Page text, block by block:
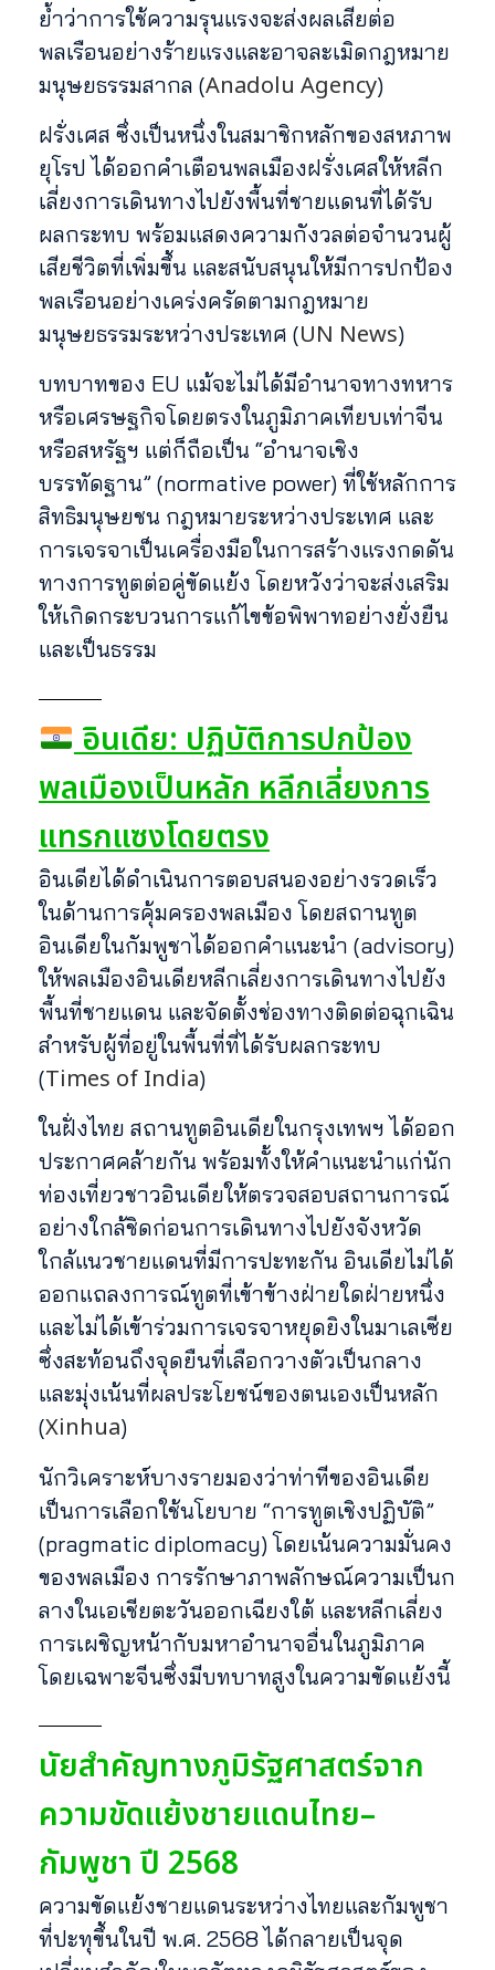
ย้ำว่าการใช้ความรุนแรงจะส่งผลเสียต่อ
พลเรือนอย่างร้ายแรงและอาจละเมิดกฎหมาย
มนุษยธรรมสากล (Anadolu Agency)
ฝรั่งเศส ซึ่งเป็นหนึ่งในสมาชิกหลักของสหภาพ
ยุโรป ได้ออกคำเตือนพลเมืองฝรั่งเศสให้หลีก
เลี่ยงการเดินทางไปยังพื้นที่ชายแดนที่ได้รับ
ผลกระทบ พร้อมแสดงความกังวลต่อจำนวนผู้
เสียชีวิตที่เพิ่มขึ้น และสนับสนุนให้มีการปกป้อง
พลเรือนอย่างเคร่งครัดตามกฎหมาย
มนุษยธรรมระหว่างประเทศ (UN News)
บทบาทของ EU แม้จะไม่ได้มีอำนาจทางทหาร
หรือเศรษฐกิจโดยตรงในภูมิภาคเทียบเท่าจีน
หรือสหรัฐฯ แต่ก็ถือเป็น “อำนาจเชิง
บรรทัดฐาน” (normative power) ที่ใช้หลักการ
สิทธิมนุษยชน กฎหมายระหว่างประเทศ และ
การเจรจาเป็นเครื่องมือในการสร้างแรงกดดัน
ทางการทูตต่อคู่ขัดแย้ง โดยหวังว่าจะส่งเสริม
ให้เกิดกระบวนการแก้ไขข้อพิพาทอย่างยั่งยืน
และเป็นธรรม
อินเดีย: ปฏิบัติการปกป้อง
พลเมืองเป็นหลัก หลีกเลี่ยงการ
แทรกแซงโดยตรง
อินเดียได้ดำเนินการตอบสนองอย่างรวดเร็ว
ในด้านการคุ้มครองพลเมือง โดยสถานทูต
อินเดียในกัมพูชาได้ออกคำแนะนำ (advisory)
ให้พลเมืองอินเดียหลีกเลี่ยงการเดินทางไปยัง
พื้นที่ชายแดน และจัดตั้งช่องทางติดต่อฉุกเฉิน
สำหรับผู้ที่อยู่ในพื้นที่ที่ได้รับผลกระทบ
(Times of India)
ในฝั่งไทย สถานทูตอินเดียในกรุงเทพฯ ได้ออก
ประกาศคล้ายกัน พร้อมทั้งให้คำแนะนำแก่นัก
ท่องเที่ยวชาวอินเดียให้ตรวจสอบสถานการณ์
อย่างใกล้ชิดก่อนการเดินทางไปยังจังหวัด
ใกล้แนวชายแดนที่มีการปะทะกัน อินเดียไม่ได้
ออกแถลงการณ์ทูตที่เข้าข้างฝ่ายใดฝ่ายหนึ่ง
และไม่ได้เข้าร่วมการเจรจาหยุดยิงในมาเลเซีย
ซึ่งสะท้อนถึงจุดยืนที่เลือกวางตัวเป็นกลาง
และมุ่งเน้นที่ผลประโยชน์ของตนเองเป็นหลัก
(Xinhua)
นักวิเคราะห์บางรายมองว่าท่าทีของอินเดีย
เป็นการเลือกใช้นโยบาย “การทูตเชิงปฏิบัติ”
(pragmatic diplomacy) โดยเน้นความมั่นคง
ของพลเมือง การรักษาภาพลักษณ์ความเป็นก
ลางในเอเชียตะวันออกเฉียงใต้ และหลีกเลี่ยง
การเผชิญหน้ากับมหาอำนาจอื่นในภูมิภาค
โดยเฉพาะจีนซึ่งมีบทบาทสูงในความขัดแย้งนี้
นัยสำคัญทางภูมิรัฐศาสตร์จาก
ความขัดแย้งชายแดนไทย–
กัมพูชา ปี 2568
ความขัดแย้งชายแดนระหว่างไทยและกัมพูชา
ที่ปะทุขึ้นในปี พ.ศ. 2568 ได้กลายเป็นจุด